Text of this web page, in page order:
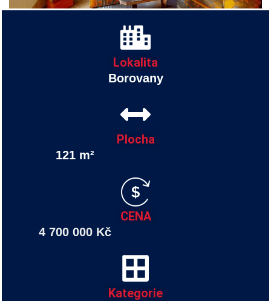
Lokalita
Borovany
Plocha
121 m²
CENA
4 700 000 Kč
Kategorie